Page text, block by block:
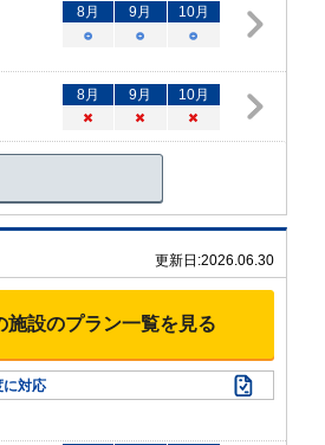
8月 9月 10月
○
○ ○
8月 9月 10月
×
× ×
更新日:2026.06.30
施設のプラン一覧を見る
に対応